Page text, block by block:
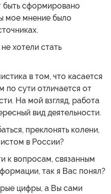
сформировано
мое мнение было
хотели стать
в том, что касается
сути отличается от
На мой взгляд, работа
вид деятельности.
преклонять колени,
в России?
к вопросам, связанным
так я Вас понял?
цифры, а Вы сами